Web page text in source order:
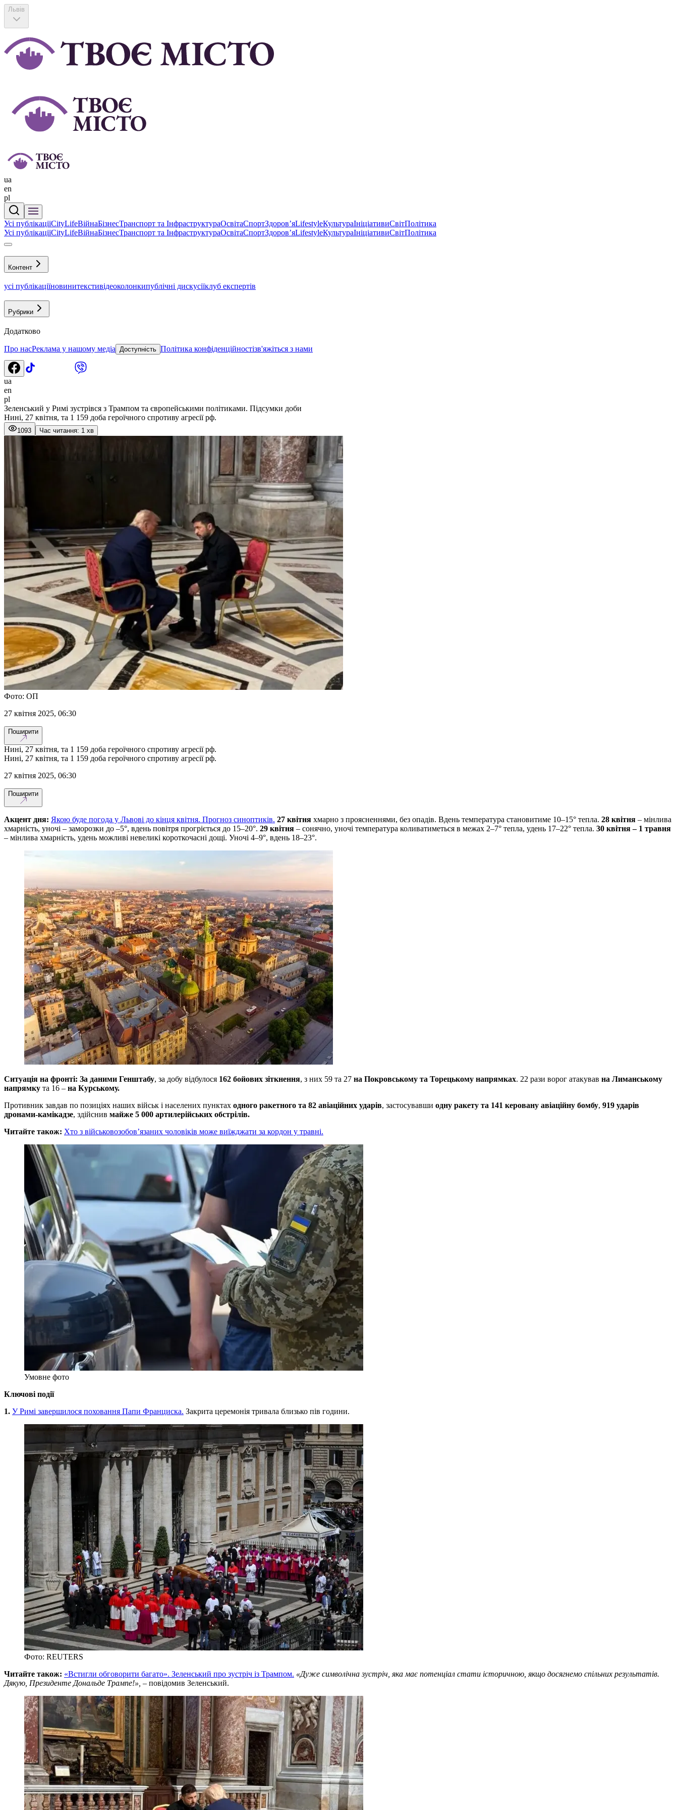
Львів
ua
en
pl
Усі публікаціїCityLifeВійнаБізнесТранспорт та ІнфраструктураОсвітаСпортЗдоровʼяLifestyleКультураІніціативиСвітПолітика
Усі публікаціїCityLifeВійнаБізнесТранспорт та ІнфраструктураОсвітаСпортЗдоровʼяLifestyleКультураІніціативиСвітПолітика
Контент
усі публікаціїновинитекстивідеоколонкипублічні дискусіїклуб експертів
Рубрики
Додатково
Про насРеклама у нашому медіа Доступність Політика конфіденційностізв'яжіться з нами
ua
en
pl
Зеленський у Римі зустрівся з Трампом та європейськими політиками. Підсумки доби
Нині, 27 квітня, та 1 159 доба героїчного спротиву агресії рф.
1093 Час читання: 1 хв
Фото: ОП
27 квітня 2025, 06:30
Поширити
Нині, 27 квітня, та 1 159 доба героїчного спротиву агресії рф.
Нині, 27 квітня, та 1 159 доба героїчного спротиву агресії рф.
27 квітня 2025, 06:30
Поширити
Акцент дня: Якою буде погода у Львові до кінця квітня. Прогноз синоптиків. 27 квітня хмарно з проясненнями, без опадів. Вдень температура становитиме 10–15° тепла. 28 квітня – мінлива
хмарність, уночі – заморозки до –5°, вдень повітря прогріється до 15–20°. 29 квітня – сонячно, уночі температура коливатиметься в межах 2–7° тепла, удень 17–22° тепла. 30 квітня – 1 травня
– мінлива хмарність, удень можливі невеликі короткочасні дощі. Уночі 4–9°, вдень 18–23°.
Ситуація на фронті: За даними Генштабу, за добу відбулося 162 бойових зіткнення, з них 59 та 27 на Покровському та Торецькому напрямках. 22 рази ворог атакував на Лиманському
напрямку та 16 – на Курському.
Противник завдав по позиціях наших військ і населених пунктах одного ракетного та 82 авіаційних ударів, застосувавши одну ракету та 141 керовану авіаційну бомбу, 919 ударів
дронами-камікадзе, здійснив майже 5 000 артилерійських обстрілів.
Читайте також: Хто з військовозобов’язаних чоловіків може виїжджати за кордон у травні.
Умовне фото
Ключові події
1. У Римі завершилося поховання Папи Франциска. Закрита церемонія тривала близько пів години.
Фото: REUTERS
Читайте також: «Встигли обговорити багато». Зеленський про зустріч із Трампом. «Дуже символічна зустріч, яка має потенціал стати історичною, якщо досягнемо спільних результатів.
Дякую, Президенте Дональде Трампе!», – повідомив Зеленський.